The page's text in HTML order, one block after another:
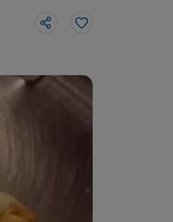
Me gusta